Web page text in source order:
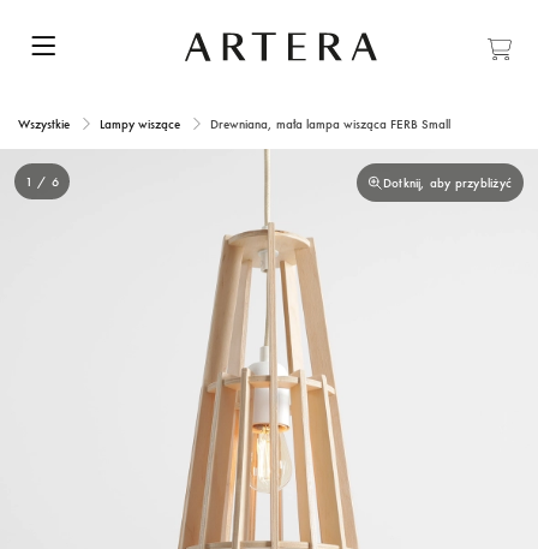
Wszystkie Lampy wiszące Drewniana, mała lampa wisząca FERB Small
Dotknij, aby przybliżyć
1 / 6